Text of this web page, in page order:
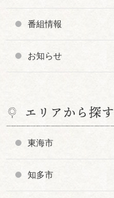
番組情報
お知らせ
エリアから探す
東海市
知多市